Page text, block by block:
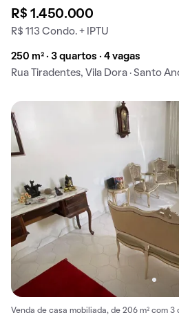
R$ 1.450.000
R$ 113 Condo. + IPTU
250 m² · 3 quartos · 4 vagas
Rua Tiradentes, Vila Dora · Santo
Venda de casa mobiliada, de 206 m² com